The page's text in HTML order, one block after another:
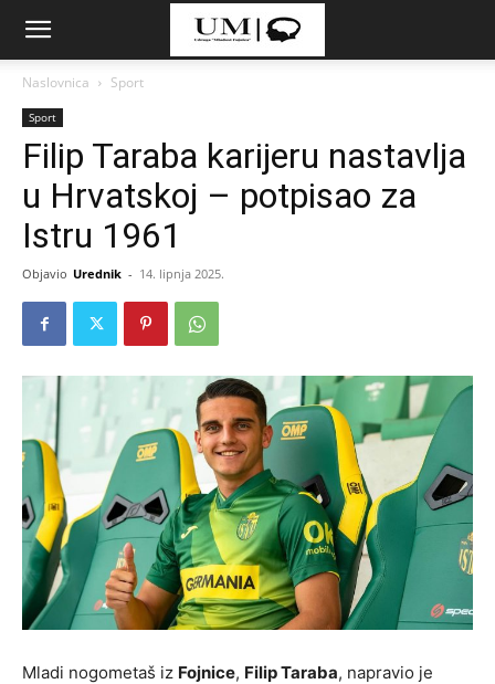
Naslovnica Sport
Sport
Filip Taraba karijeru nastavlja
u Hrvatskoj – potpisao za
Istru 1961
Objavio Urednik - 14. lipnja 2025.
Mladi nogometaš iz Fojnice, Filip Taraba, napravio je